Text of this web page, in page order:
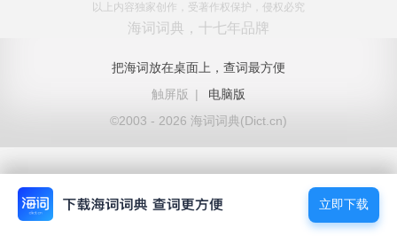
以上内容独家创作，受著作权保护，侵权必究
海词词典，十七年品牌
把海词放在桌面上，查词最方便
触屏版
|
电脑版
©2003 - 2026 海词词典(Dict.cn)
立即下载
立即下载